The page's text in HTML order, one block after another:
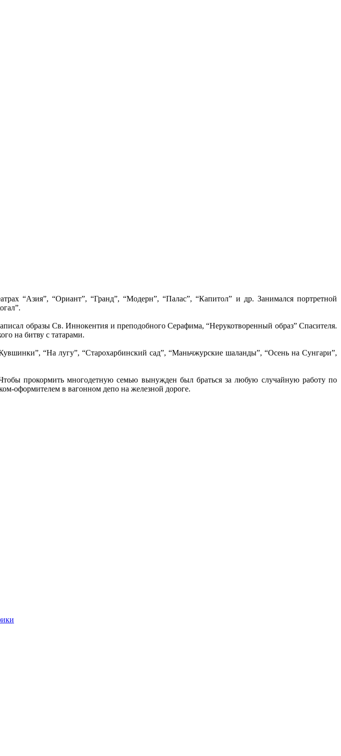
“Азия”, “Ориант”, “Гранд”, “Модерн”, “Палас”, “Капитол” и др. Занимался портретной
образы Св. Иннокентия и преподобного Серафима, “Нерукотворенный образ” Спасителя.
на битву с татарами.
“На лугу”, “Старохарбинский сад”, “Маньчжурские шаланды”, “Осень на Сунгари”,
прокормить многодетную семью вынужден был браться за любую случайную работу по
оформителем в вагонном депо на железной дороге.